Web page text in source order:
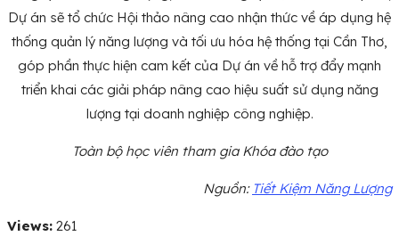
Dự án sẽ tổ chức Hội thảo nâng cao nhận thức về áp dụng hệ
thống quản lý năng lượng và tối ưu hóa hệ thống tại Cần Thơ,
góp phần thực hiện cam kết của Dự án về hỗ trợ đẩy mạnh
triển khai các giải pháp nâng cao hiệu suất sử dụng năng
lượng tại doanh nghiệp công nghiệp.
Toàn bộ học viên tham gia Khóa đào tạo
Nguồn: Tiết Kiệm Năng Lượng
Views: 261